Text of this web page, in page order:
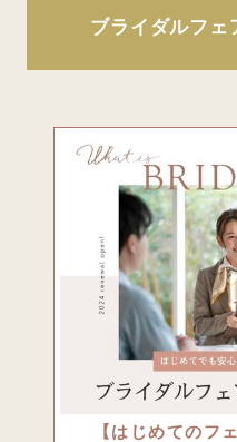
ブライダルフェ
【はじめてのフ